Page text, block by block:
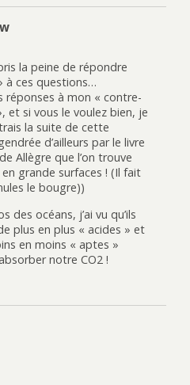
la peine de répondre
à ces questions…
réponses à mon « contre-
et si vous le voulez bien, je
la suite de cette
d’ailleurs par le livre
Allègre que l’on trouve
grande surfaces ! (Il fait
le bougre))
des océans, j’ai vu qu’ils
plus en plus « acides » et
en moins « aptes »
notre CO2 !